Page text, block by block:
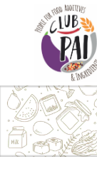
Skip to content